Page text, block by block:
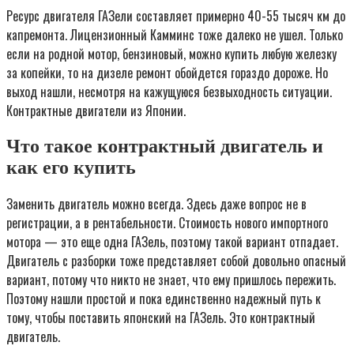
Ресурс двигателя ГАЗели составляет примерно 40-55 тысяч км до
капремонта. Лицензионный Камминс тоже далеко не ушел. Только
если на родной мотор, бензиновый, можно купить любую железку
за копейки, то на дизеле ремонт обойдется гораздо дороже. Но
выход нашли, несмотря на кажущуюся безвыходность ситуации.
Контрактные двигатели из Японии.
Что такое контрактный двигатель и
как его купить
Заменить двигатель можно всегда. Здесь даже вопрос не в
регистрации, а в рентабельности. Стоимость нового импортного
мотора — это еще одна ГАЗель, поэтому такой вариант отпадает.
Двигатель с разборки тоже представляет собой довольно опасный
вариант, потому что никто не знает, что ему пришлось пережить.
Поэтому нашли простой и пока единственно надежный путь к
тому, чтобы поставить японский на ГАЗель. Это контрактный
двигатель.